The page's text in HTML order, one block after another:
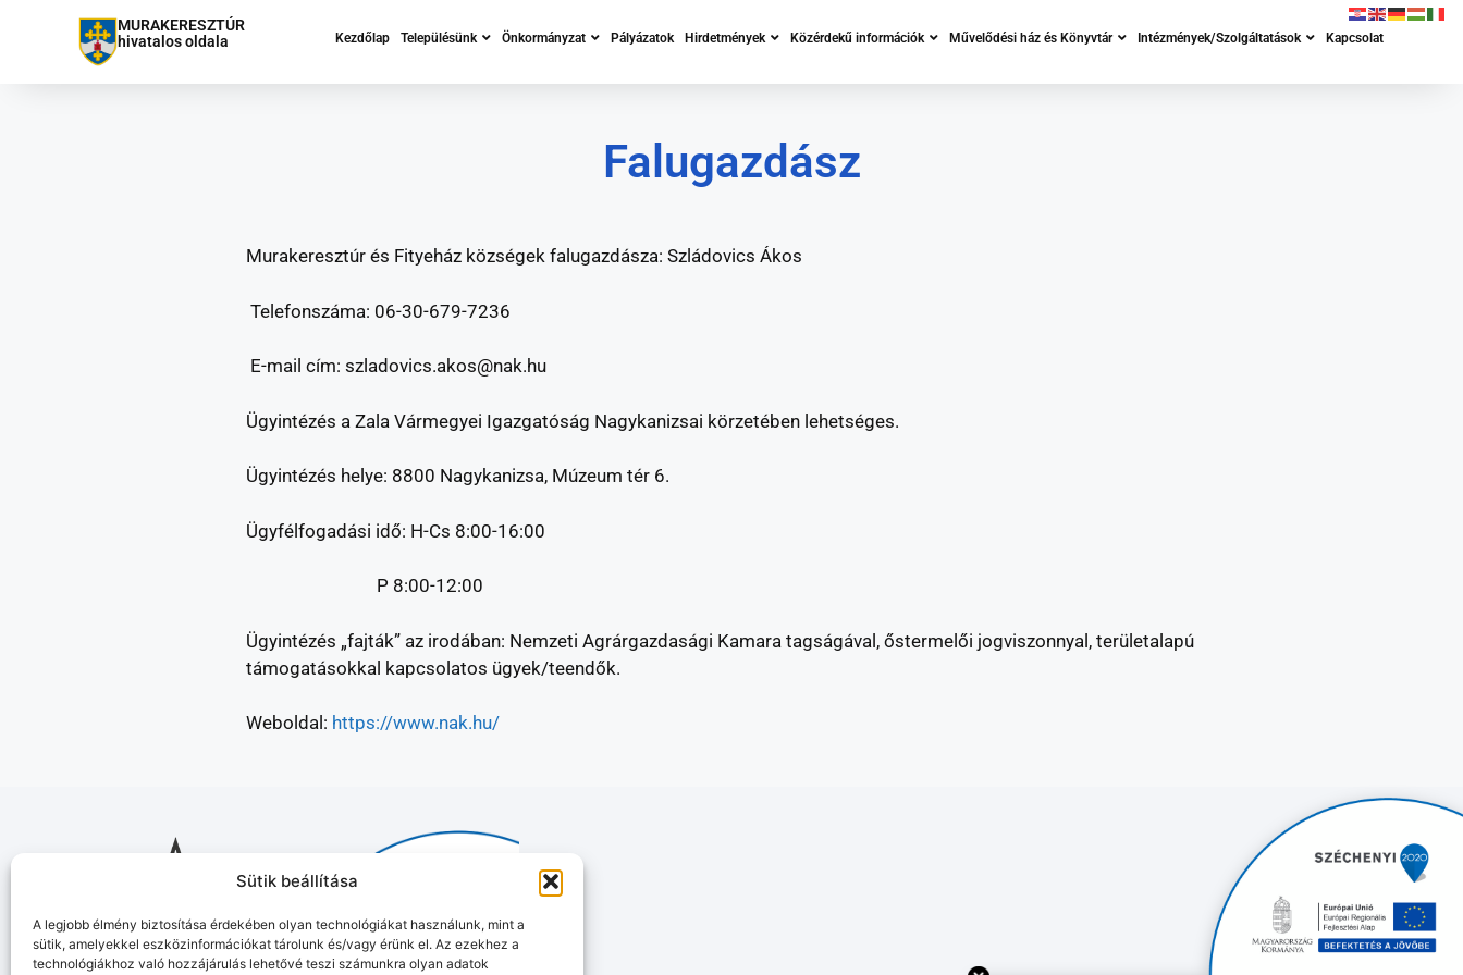
Sütik beállítása
A legjobb élmény biztosítása érdekében olyan technológiákat használunk, mint a
sütik, amelyekkel eszközinformációkat tárolunk és/vagy érünk el. Az ezekhez a
technológiákhoz való hozzájárulás lehetővé teszi számunkra olyan adatok
MURAKERESZTÚR
hivatalos oldala
Kezdőlap Településünk Önkormányzat Pályázatok Hirdetmények Közérdekű információk Művelődési ház és Könyvtár Intézmények/Szolgáltatások Kapcsolat
Falugazdász
Murakeresztúr és Fityeház községek falugazdásza: Szládovics Ákos
Telefonszáma: 06-30-679-7236
E-mail cím: szladovics.akos@nak.hu
Ügyintézés a Zala Vármegyei Igazgatóság Nagykanizsai körzetében lehetséges.
Ügyintézés helye: 8800 Nagykanizsa, Múzeum tér 6.
Ügyfélfogadási idő: H-Cs 8:00-16:00
P 8:00-12:00
Ügyintézés „fajták” az irodában: Nemzeti Agrárgazdasági Kamara tagságával, őstermelői jogviszonnyal, területalapú
támogatásokkal kapcsolatos ügyek/teendők.
Weboldal: https://www.nak.hu/